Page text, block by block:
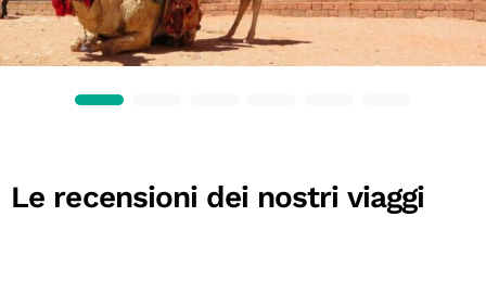
Le recensioni dei nostri viaggi